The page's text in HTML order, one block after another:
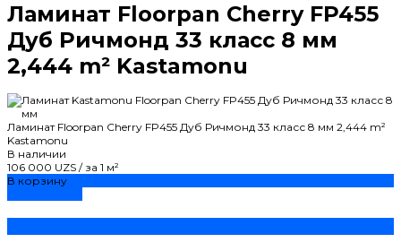
Ламинат Floorpan Cherry FP455
Дуб Ричмонд 33 класс 8 мм
2,444 m² Kastamonu
Ламинат Floorpan Cherry FP455 Дуб Ричмонд 33 класс 8 мм 2,444 m²
Kastamonu
В наличии
106 000 UZS / за 1 м²
В корзину